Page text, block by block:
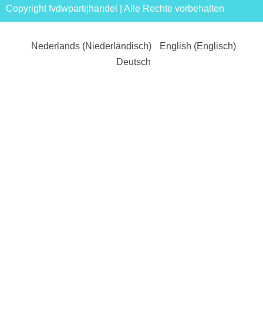
Copyright fvdwpartijhandel | Alle Rechte vorbehalten
Nederlands(Niederländisch) English (Englisch)
Deutsch